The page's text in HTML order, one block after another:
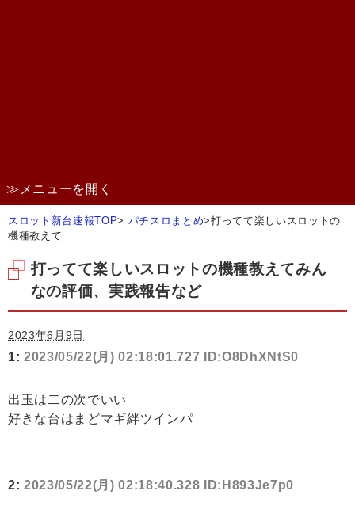
≫メニューを開く
スロット新台速報TOP> パチスロまとめ>打ってて楽しいスロットの
機種教えて
打ってて楽しいスロットの機種教えてみん
なの評価、実践報告など
2023年6月9日
1: 2023/05/22(月) 02:18:01.727 ID:O8DhXNtS0
出玉は二の次でいい
好きな台はまどマギ絆ツインパ
2: 2023/05/22(月) 02:18:40.328 ID:H893Je7p0